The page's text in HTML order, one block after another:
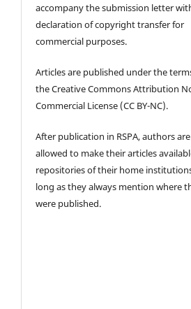
accompany the submission letter
declaration of copyright transfer for
commercial purposes.
Articles are published under the
the Creative Commons Attribution
Commercial License (CC BY-NC).
After publication in RSPA, authors are
allowed to make their articles
repositories of their home
long as they always mention where
were published.